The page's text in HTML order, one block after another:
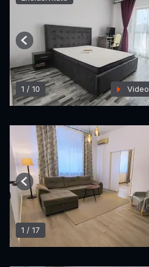
1 / 10 Video
Previous
1 / 17
Previous